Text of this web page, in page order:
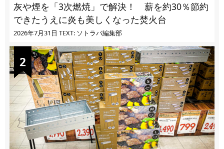
灰や煙を「3次燃焼」で解決！ 薪を約30％節約
できたうえに炎も美しくなった焚火台
2026年7月31日 TEXT: ソトラバ編集部